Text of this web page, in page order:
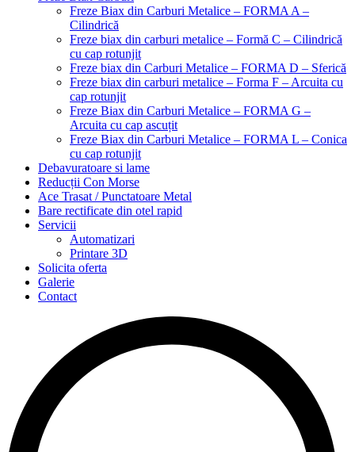
Freze Biax din Carburi Metalice – FORMA A –
Cilindrică
Freze biax din carburi metalice – Formă C – Cilindrică
cu cap rotunjit
Freze biax din Carburi Metalice – FORMA D – Sferică
Freze biax din carburi metalice – Forma F – Arcuita cu
cap rotunjit
Freze Biax din Carburi Metalice – FORMA G –
Arcuita cu cap ascuțit
Freze Biax din Carburi Metalice – FORMA L – Conica
cu cap rotunjit
Debavuratoare si lame
Reducții Con Morse
Ace Trasat / Punctatoare Metal
Bare rectificate din otel rapid
Servicii
Automatizari
Printare 3D
Solicita oferta
Galerie
Contact